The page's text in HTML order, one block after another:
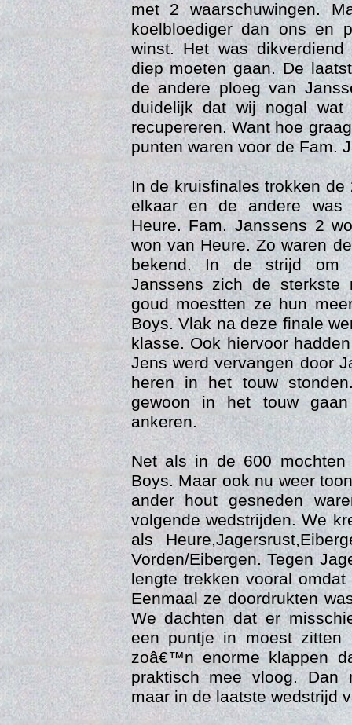
met 2 waarschuwingen.
koelbloediger dan ons en
winst. Het was
diep moeten gaan. De
de andere ploeg van
duidelijk dat wij nogal
recupereren. Want hoe
punten waren voor de Fam.
In de kruisfinales trokken
elkaar en de andere was
Heure. Fam. Janssens 2
won van Heure. Zo waren
bekend. In de strijd om
Janssens zich de
goud moestten ze hun
Boys. Vlak na deze finale
klasse. Ook hiervoor
Jens werd vervangen door
heren in het touw
gewoon in het touw
ankeren.
Net als in de 600 mochten
Boys. Maar ook nu weer
ander hout gesneden
volgende wedstrijden. We
als
Vorden/Eibergen. Tegen
lengte trekken vooral
Eenmaal ze doordrukten
We dachten dat er
een puntje in moest
zoâ€™n enorme klappen
praktisch mee vloog. Dan
maar in de laatste wedstrijd